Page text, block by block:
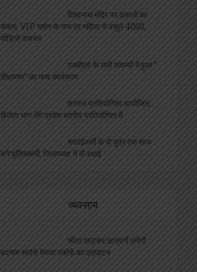
विश्वनाथ मंदिर पर दलालों का
कब्ज़ा, VIP दर्शन के नाम पर महिला से वसूले 4000,
वीडियो वायरल
एलबीएस के सभी संकायों में हुआ ”
दीक्षारम्भ” का भव्य कार्यक्रम
शतरंज प्रतियोगिता आयोजित,
विजेता भाग लेंगे प्रदेश स्तरीय प्रतियोगिता में
सफाईकर्मी के दो पुत्र एक साथ
बने पुलिसकर्मी, जिलाध्यक्ष ने दी बधाई
व्यवसाय
फीता काटकर छात्रायें करेंगी
बदनाम समोसे बेवफा पकोड़े का उद्घाटन